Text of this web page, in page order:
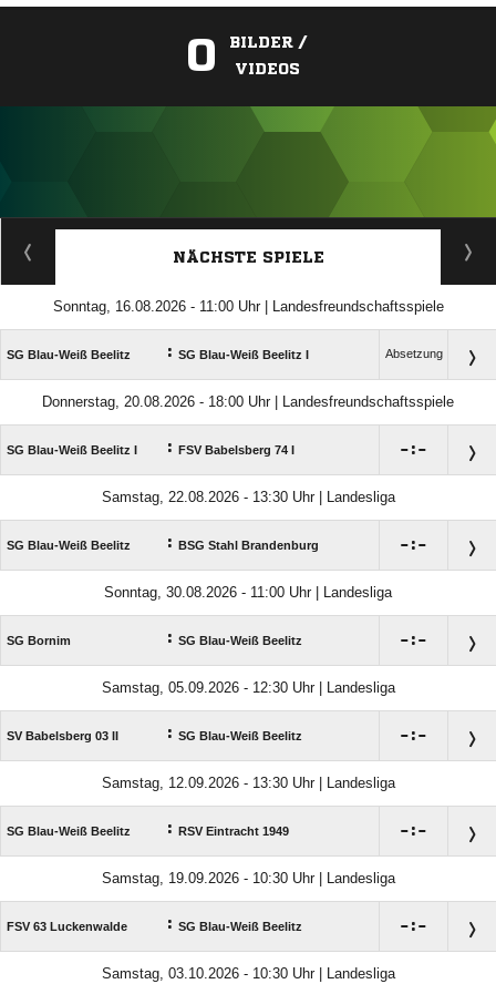
0
BILDER /
VIDEOS
ANZEIGE
NÄCHSTE SPIELE
Sonntag, 16.08.2026 - 11:00 Uhr | Landesfreundschaftsspiele
SG Blau-Weiß Beelitz : SG Blau-Weiß Beelitz I Absetzung
Donnerstag, 20.08.2026 - 18:00 Uhr | Landesfreundschaftsspiele
SG Blau-Weiß Beelitz I : FSV Babelsberg 74 I :
Samstag, 22.08.2026 - 13:30 Uhr | Landesliga
SG Blau-Weiß Beelitz : BSG Stahl Brandenburg :
Sonntag, 30.08.2026 - 11:00 Uhr | Landesliga
SG Bornim : SG Blau-Weiß Beelitz :
Samstag, 05.09.2026 - 12:30 Uhr | Landesliga
SV Babelsberg 03 II : SG Blau-Weiß Beelitz :
Samstag, 12.09.2026 - 13:30 Uhr | Landesliga
SG Blau-Weiß Beelitz : RSV Eintracht 1949 :
Samstag, 19.09.2026 - 10:30 Uhr | Landesliga
FSV 63 Luckenwalde : SG Blau-Weiß Beelitz :
Samstag, 03.10.2026 - 10:30 Uhr | Landesliga